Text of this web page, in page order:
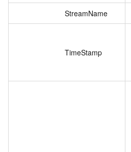
StreamName
TimeStamp